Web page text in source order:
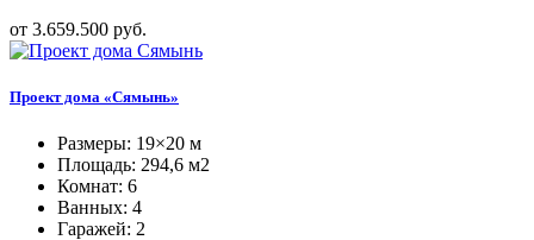
от 3.659.500 руб.
Проект дома «Сямынь»
Размеры: 19×20 м
Площадь: 294,6 м2
Комнат: 6
Ванных: 4
Гаражей: 2